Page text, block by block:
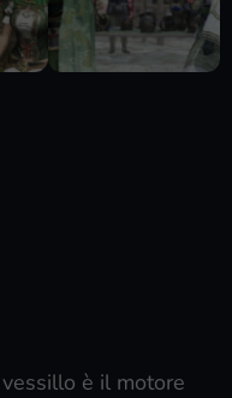
è il motore